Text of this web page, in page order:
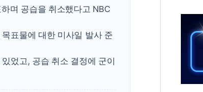
뷰, 美 고용 쇼크에 금리 인상 우려 후퇴…나스닥 선물 1%대 상승
며 공습을 취소했다고 NBC
표물에 대한 미사일 발사 준
었고, 공습 취소 결정에 군이